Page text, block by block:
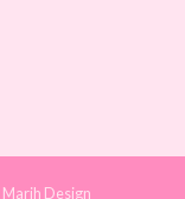
Marih Design